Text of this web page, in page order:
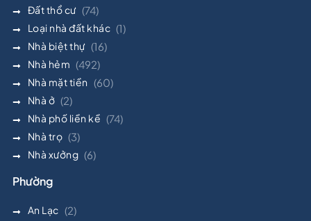
Đất thổ cư (74)
Loại nhà đất khác (1)
Nhà biệt thự (16)
Nhà hẻm (492)
Nhà mặt tiền (60)
Nhà ở (2)
Nhà phố liền kề (74)
Nhà trọ (3)
Nhà xưởng (6)
Phường
An Lạc (2)